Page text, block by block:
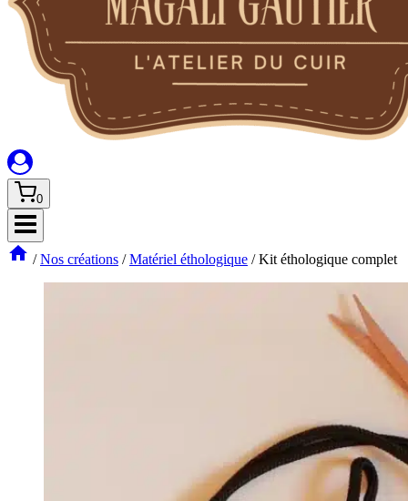
0
/ Nos créations / Matériel éthologique / Kit éthologique complet